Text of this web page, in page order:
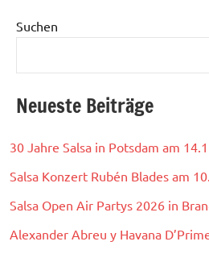
Suchen
Neueste Beiträge
30 Jahre Salsa in Potsdam am
Salsa Konzert Rubén Blades am
Salsa Open Air Partys 2026 in
Alexander Abreu y Havana